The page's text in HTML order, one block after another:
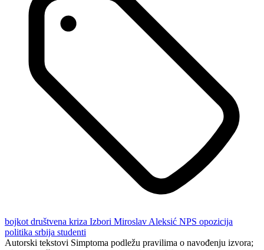
bojkot društvena kriza Izbori Miroslav Aleksić NPS opozicija
politika srbija studenti
Autorski tekstovi Simptoma podležu pravilima o navođenju izvora;